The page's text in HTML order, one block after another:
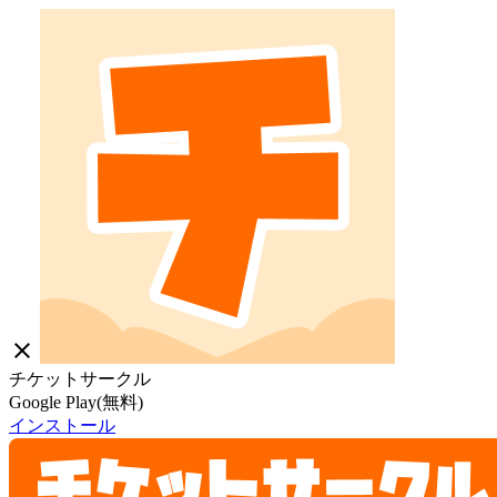
close
チケットサークル
Google Play(無料)
インストール